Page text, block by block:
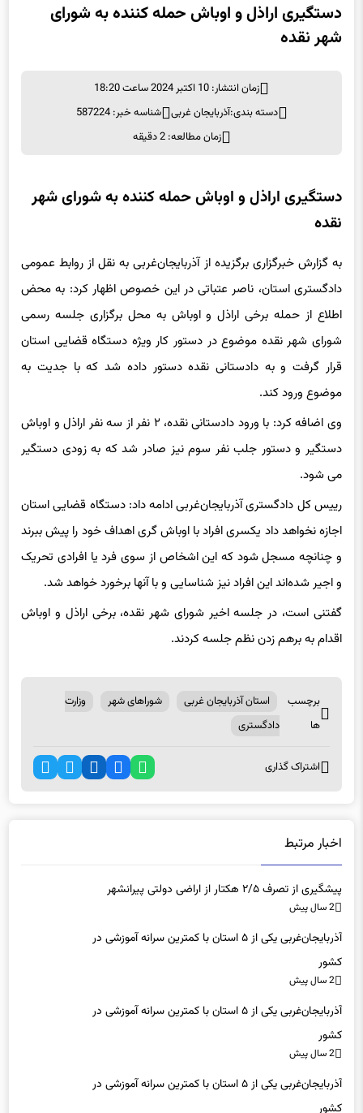
دستگیری اراذل و اوباش حمله کننده به شورای
شهر نقده
زمان انتشار: 10 اکتبر 2024 ساعت 18:20
دسته بندی:آذربایجان غربی
شناسه خبر: 587224
زمان مطالعه: 2 دقیقه
دستگیری اراذل و اوباش حمله کننده به شورای شهر
نقده
به گزارش خبرگزاری برگزیده از آذربایجان‌غربی به نقل از روابط عمومی
دادگستری استان، ناصر عتباتی در این خصوص اظهار کرد: به محض
اطلاع از حمله برخی اراذل و اوباش به محل برگزاری جلسه رسمی
شورای شهر نقده موضوع در دستور کار ویژه دستگاه قضایی استان
قرار گرفت و به دادستانی نقده دستور داده شد که با جدیت به
موضوع ورود کند.
وی اضافه کرد: با ورود دادستانی نقده، ۲ نفر از سه نفر اراذل و اوباش
دستگیر و دستور جلب نفر سوم نیز صادر شد که به زودی دستگیر
می شود.
رییس کل دادگستری آذربایجان‌غربی ادامه داد: دستگاه قضایی استان
اجازه نخواهد داد یکسری افراد با اوباش گری اهداف خود را پیش ببرند
و چنانچه مسجل شود که این اشخاص از سوی فرد یا افرادی تحریک
و اجیر شده‌اند این افراد نیز شناسایی و با آنها برخورد خواهد شد.
گفتنی است، در جلسه اخیر شورای شهر نقده، برخی اراذل و اوباش
اقدام به برهم زدن نظم جلسه کردند.
برچسب
ها
استان آذربایجان غربی شوراهای شهر
وزارت
دادگستری
اشتراک گذاری
اخبار مرتبط
پیشگیری از تصرف ۲/۵ هکتار از اراضی دولتی پیرانشهر
2 سال پیش
آذربایجان‌غربی یکی از ۵ استان با کمترین سرانه آموزشی در
کشور
2 سال پیش
آذربایجان‌غربی یکی از ۵ استان با کمترین سرانه آموزشی در
کشور
2 سال پیش
آذربایجان‌غربی یکی از ۵ استان با کمترین سرانه آموزشی در
کشور